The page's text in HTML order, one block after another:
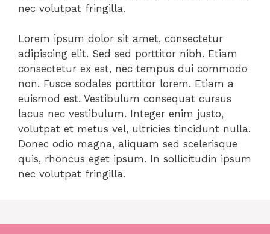
nec volutpat fringilla.
Lorem ipsum dolor sit amet, consectetur
adipiscing elit. Sed sed porttitor nibh. Etiam
consectetur ex est, nec tempus dui commodo
non. Fusce sodales porttitor lorem. Etiam a
euismod est. Vestibulum consequat cursus
lacus nec vestibulum. Integer enim justo,
volutpat et metus vel, ultricies tincidunt nulla.
Donec odio magna, aliquam sed scelerisque
quis, rhoncus eget ipsum. In sollicitudin ipsum
nec volutpat fringilla.